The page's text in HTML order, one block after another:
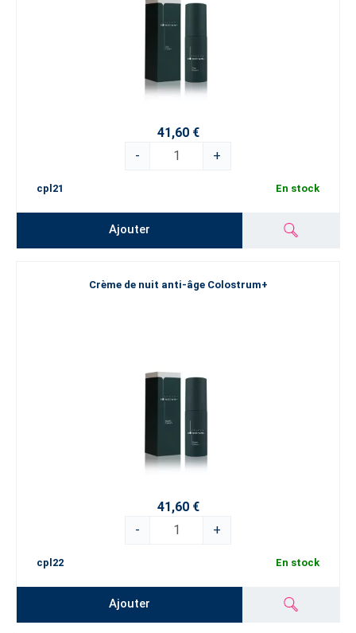
41,60 €
-
+
cpl21 En stock
Ajouter
Crème de nuit anti-âge Colostrum+
41,60 €
-
+
cpl22 En stock
Ajouter